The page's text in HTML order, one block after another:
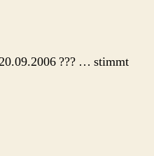
??? … stimmt